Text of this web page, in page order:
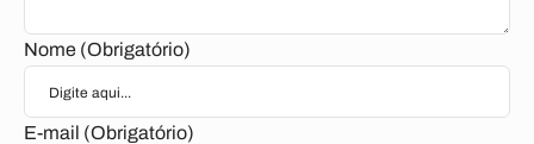
Nome (Obrigatório)
E-mail (Obrigatório)